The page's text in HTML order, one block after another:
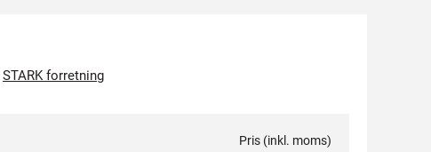
STARK forretning
Pris (inkl. moms)